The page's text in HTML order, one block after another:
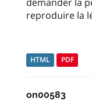
reproduire la
HTML PDF
on00583